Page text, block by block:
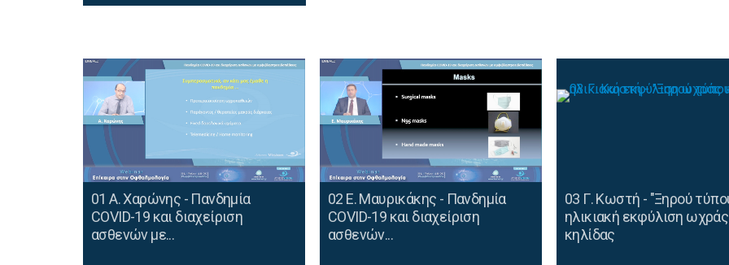
01 Α. Χαρώνης - Πανδημία
COVID-19 και διαχείριση
ασθενών με...
02 Ε. Μαυρικάκης - Πανδημία
COVID-19 και διαχείριση
ασθενών...
03 Γ. Κωστή - "Ξηρού
ηλικιακή εκφύλιση ωχράς
κηλίδας